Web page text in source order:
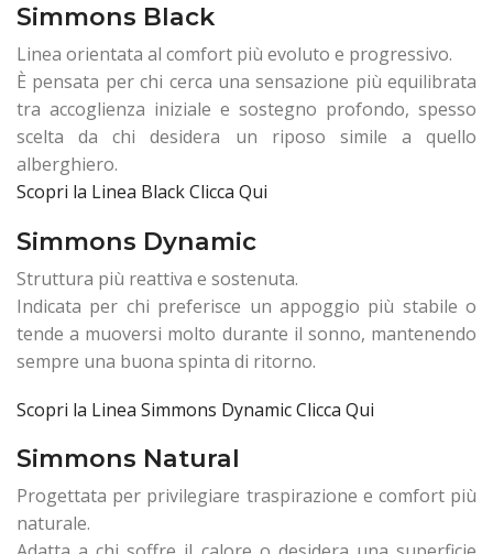
Simmons Black
Linea orientata al comfort più evoluto e progressivo.
È pensata per chi cerca una sensazione più equilibrata
tra accoglienza iniziale e sostegno profondo, spesso
scelta da chi desidera un riposo simile a quello
alberghiero.
Scopri la Linea Black Clicca Qui
Simmons Dynamic
Struttura più reattiva e sostenuta.
Indicata per chi preferisce un appoggio più stabile o
tende a muoversi molto durante il sonno, mantenendo
sempre una buona spinta di ritorno.
Scopri la Linea Simmons Dynamic Clicca Qui
Simmons Natural
Progettata per privilegiare traspirazione e comfort più
naturale.